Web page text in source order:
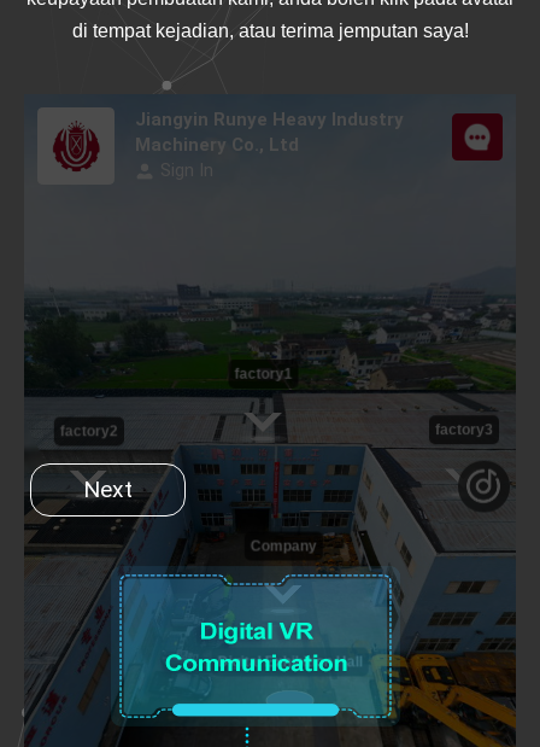
di tempat kejadian, atau terima jemputan saya!